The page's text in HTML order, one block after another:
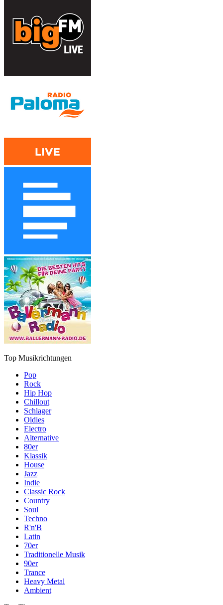
Top Musikrichtungen
Pop
Rock
Hip Hop
Chillout
Schlager
Oldies
Electro
Alternative
80er
Klassik
House
Jazz
Indie
Classic Rock
Country
Soul
Techno
R'n'B
Latin
70er
Traditionelle Musik
90er
Trance
Heavy Metal
Ambient